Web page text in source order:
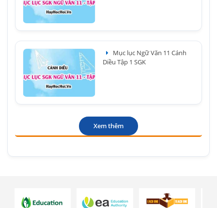
Mục lục Ngữ Văn 11 Cánh
Diều Tập 1 SGK
Xem thêm